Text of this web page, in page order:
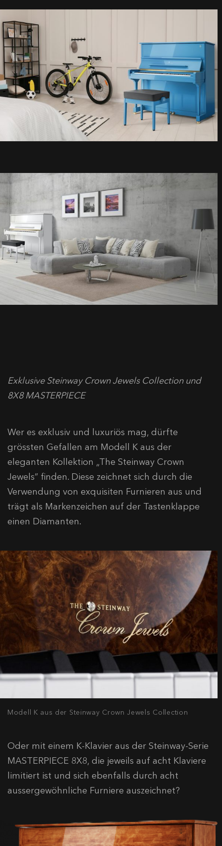
Exklusive Steinway Crown Jewels Collection und
8X8 MASTERPIECE
Wer es exklusiv und luxuriös mag, dürfte
grössten Gefallen am Modell K aus der
eleganten Kollektion „The Steinway Crown
Jewels” finden. Diese zeichnet sich durch die
Verwendung von exquisiten Furnieren aus und
trägt als Markenzeichen auf der Tastenklappe
einen Diamanten.
Modell K aus der Steinway Crown Jewels Collection
Oder mit einem K-Klavier aus der Steinway-Serie
MASTERPIECE 8X8, die jeweils auf acht Klaviere
limitiert ist und sich ebenfalls durch acht
aussergewöhnliche Furniere auszeichnet?